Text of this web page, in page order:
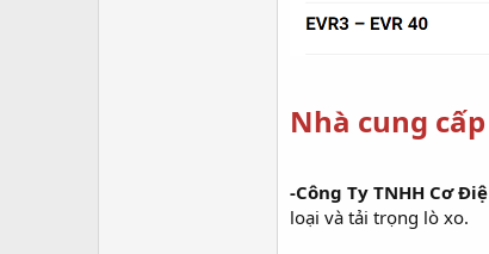
Nhà cung
-Công Ty TNHH Cơ
loại và tải trọng lò xo.